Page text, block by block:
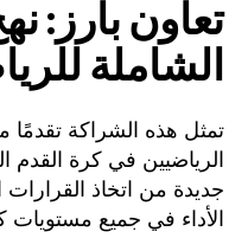
تعاون بارز:
الشاملة
تمثل هذه الشراكة تقدمًا
الرياضيين في كرة القدم
جديدة من اتخاذ القرارات
الأداء في جميع مستويات